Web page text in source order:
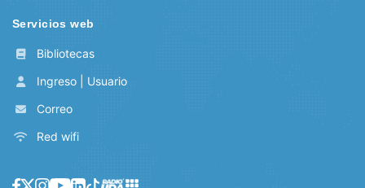
Servicios web
Bibliotecas
Ingreso | Usuario
Correo
Red wifi